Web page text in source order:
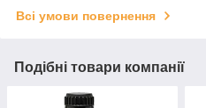
Всі умови повернення
Подібні товари компанії